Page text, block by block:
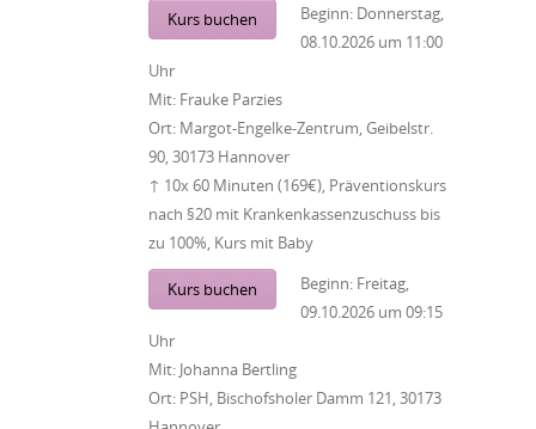
Kurs buchen Beginn: Donnerstag,
08.10.2026 um 11:00
Uhr
Mit: Frauke Parzies
Ort: Margot-Engelke-Zentrum, Geibelstr.
90, 30173 Hannover
↑ 10x 60 Minuten (169€), Präventionskurs
nach §20 mit Krankenkassenzuschuss bis
zu 100%, Kurs mit Baby
Kurs buchen Beginn: Freitag,
09.10.2026 um 09:15
Uhr
Mit: Johanna Bertling
Ort: PSH, Bischofsholer Damm 121, 30173